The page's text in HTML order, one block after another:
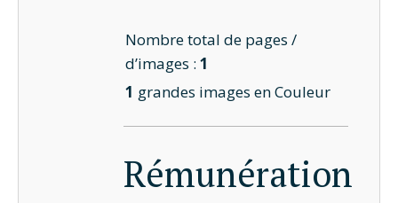
Nombre total de pages /
d’images :1
1 grandes images en Couleur
Rémunération